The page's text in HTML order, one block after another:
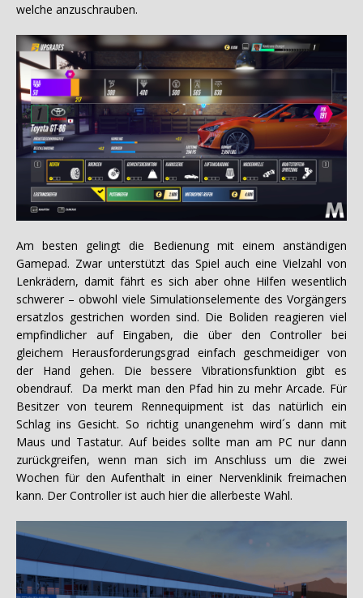
welche anzuschrauben.
Am besten gelingt die Bedienung mit einem anständigen
Gamepad. Zwar unterstützt das Spiel auch eine Vielzahl von
Lenkrädern, damit fährt es sich aber ohne Hilfen wesentlich
schwerer – obwohl viele Simulationselemente des Vorgängers
ersatzlos gestrichen worden sind. Die Boliden reagieren viel
empfindlicher auf Eingaben, die über den Controller bei
gleichem Herausforderungsgrad einfach geschmeidiger von
der Hand gehen. Die bessere Vibrationsfunktion gibt es
obendrauf. Da merkt man den Pfad hin zu mehr Arcade. Für
Besitzer von teurem Rennequipment ist das natürlich ein
Schlag ins Gesicht. So richtig unangenehm wird´s dann mit
Maus und Tastatur. Auf beides sollte man am PC nur dann
zurückgreifen, wenn man sich im Anschluss um die zwei
Wochen für den Aufenthalt in einer Nervenklinik freimachen
kann. Der Controller ist auch hier die allerbeste Wahl.